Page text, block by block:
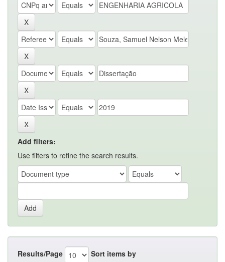
Add filters:
Use filters to refine the search results.
Results/Page Sort items by